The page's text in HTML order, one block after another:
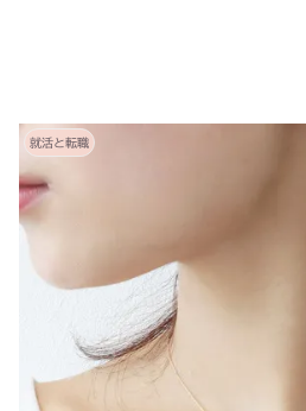
就活と転職